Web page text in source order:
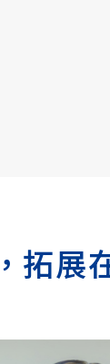
拓展